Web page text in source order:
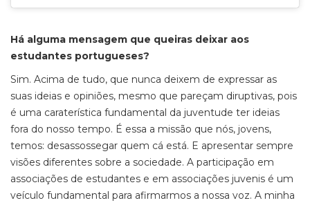
Há alguma mensagem que queiras deixar aos
estudantes portugueses?
Sim. Acima de tudo, que nunca deixem de expressar as
suas ideias e opiniões, mesmo que pareçam diruptivas, pois
é uma caraterística fundamental da juventude ter ideias
fora do nosso tempo. É essa a missão que nós, jovens,
temos: desassossegar quem cá está. E apresentar sempre
visões diferentes sobre a sociedade. A participação em
associações de estudantes e em associações juvenis é um
veículo fundamental para afirmarmos a nossa voz. A minha